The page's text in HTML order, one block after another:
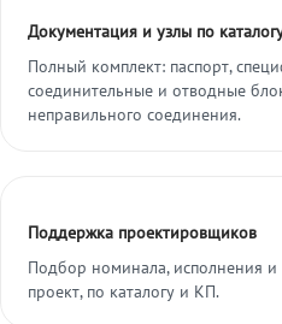
Документация и узлы по
Полный комплект: паспорт,
соединительные и отводные
неправильного соединения.
Поддержка проектировщиков
Подбор номинала, исполнения и
проект, по каталогу и КП.